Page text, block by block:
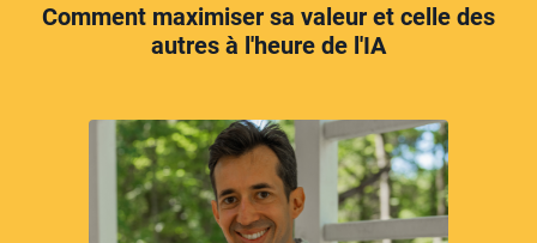
Comment maximiser sa valeur et celle des
autres à l'heure de l'IA